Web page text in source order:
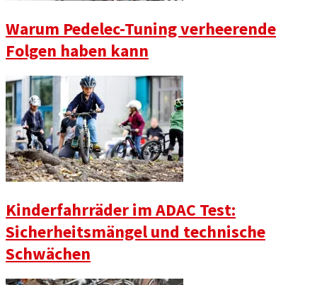
Warum Pedelec-Tuning verheerende
Folgen haben kann
Kinderfahrräder im ADAC Test:
Sicherheitsmängel und technische
Schwächen